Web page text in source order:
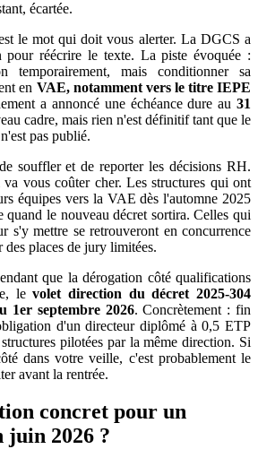
écartée.
le mot qui doit vous alerter. La DGCS a
pour réécrire le texte. La piste évoquée :
temporairement, mais conditionner sa
en VAE, notamment vers le titre IEPE
a annoncé une échéance dure au31
cadre, mais rien n'est définitif tant que le
pas publié.
souffler et de reporter les décisions RH.
va vous coûter cher. Les structures qui ont
équipes vers la VAE dès l'automne 2025
quand le nouveau décret sortira. Celles qui
s'y mettre se retrouveront en concurrence
des places de jury limitées.
que la dérogation côté qualifications
levolet direction du décret 2025-304
1er septembre 2026. Concrètement : fin
d'un directeur diplômé à 0,5 ETP
pilotées par la même direction. Si
dans votre veille, c'est probablement le
avant la rentrée.
concret pour un
juin 2026 ?